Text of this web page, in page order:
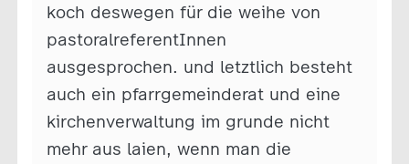
koch deswegen für die weihe von
pastoralreferentInnen
ausgesprochen. und letztlich besteht
auch ein pfarrgemeinderat und eine
kirchenverwaltung im grunde nicht
mehr aus laien, wenn man die